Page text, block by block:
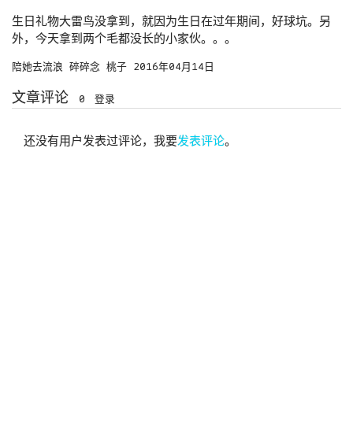
生日礼物大雷鸟没拿到，就因为生日在过年期间，好球坑。另
外，今天拿到两个毛都没长的小家伙。。。
陪她去流浪 碎碎念 桃子 2016年04月14日
文章评论 0 登录
还没有用户发表过评论，我要发表评论。